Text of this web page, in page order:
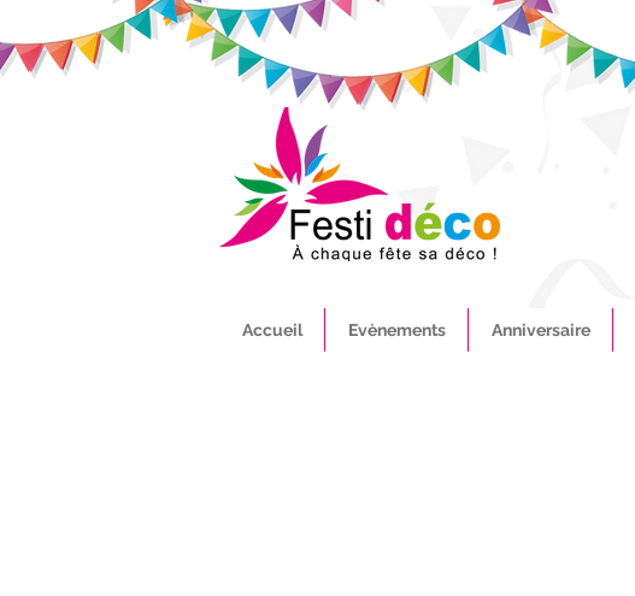
Accueil Evènements Anniversaire